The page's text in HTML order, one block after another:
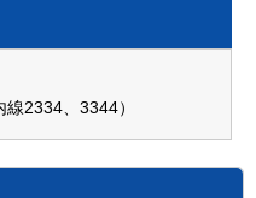
2334、3344）